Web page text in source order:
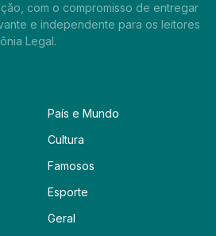
com o compromisso de entregar
e independente para os leitores
Legal.
País e Mundo
Cultura
Famosos
Esporte
Geral